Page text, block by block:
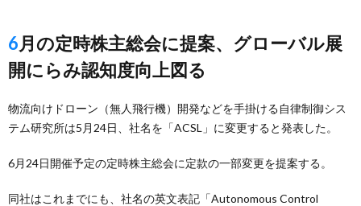
6月の定時株主総会に提案、グローバル展
開にらみ認知度向上図る
物流向けドローン（無人飛行機）開発などを手掛ける自律制御シス
テム研究所は5月24日、社名を「ACSL」に変更すると発表した。
6月24日開催予定の定時株主総会に定款の一部変更を提案する。
同社はこれまでにも、社名の英文表記「Autonomous Control